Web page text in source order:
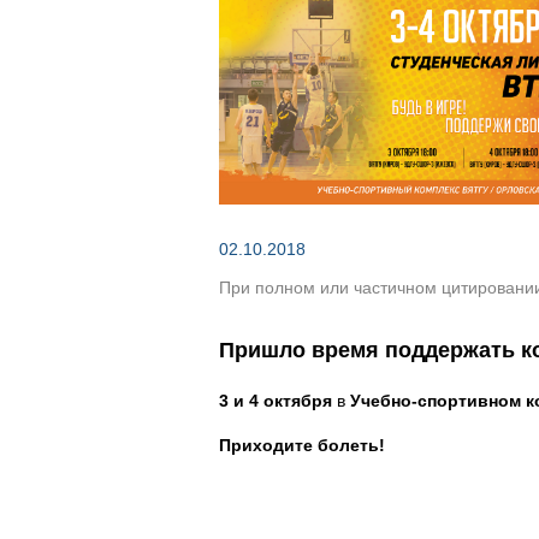
Зеленым по темно-
02.10.2018
При полном или частичном
Пришло время поддержать
3 и 4 октября в Учебно-спортивном
Приходите болеть!